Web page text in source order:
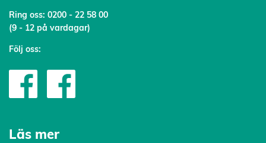
Ring oss: 0200 - 22 58 00
(9 - 12 på vardagar)
Följ oss:
Läs mer